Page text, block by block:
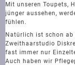
Mit unseren Toupets,
jünger aussehen,
fühlen.
Natürlich ist schon ab
Zweithaarstudio
fast immer nur
Auch haben wir